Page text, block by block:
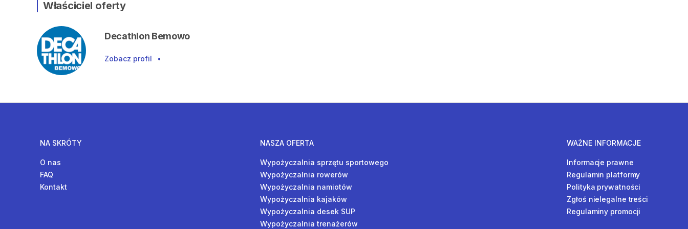
Właściciel oferty
Decathlon Bemowo
Zobacz profil •
NA SKRÓTY
O nas
FAQ
Kontakt
NASZA OFERTA
Wypożyczalnia sprzętu sportowego
Wypożyczalnia rowerów
Wypożyczalnia namiotów
Wypożyczalnia kajaków
Wypożyczalnia desek SUP
Wypożyczalnia trenażerów
WAŻNE INFORMACJE
Informacje prawne
Regulamin platformy
Polityka prywatności
Zgłoś nielegalne treści
Regulaminy promocji